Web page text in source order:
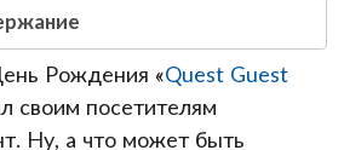
Рождения «Quest Guest
своим посетителям
Ну, а что может быть